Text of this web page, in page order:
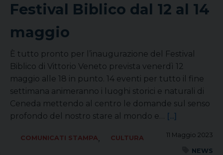
Festival Biblico dal 12 al 14
maggio
È tutto pronto per l’inaugurazione del Festival
Biblico di Vittorio Veneto prevista venerdì 12
maggio alle 18 in punto. 14 eventi per tutto il fine
settimana animeranno i luoghi storici e naturali di
Ceneda mettendo al centro le domande sul senso
profondo del nostro stare al mondo e… [...]
11 Maggio 2023
COMUNICATI STAMPA,
CULTURA
NEWS